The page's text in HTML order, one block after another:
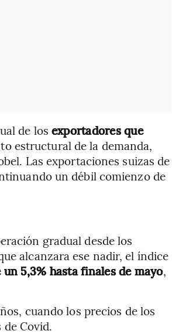
de los exportadores que
estructural de la demanda,
Las exportaciones suizas de
un débil comienzo de
gradual desde los
alcanzara ese nadir, el índice
5,3% hasta finales de mayo,
cuando los precios de los
Covid.